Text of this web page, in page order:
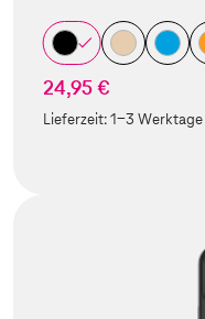
24,95 €
Lieferzeit:1-3 Werktage